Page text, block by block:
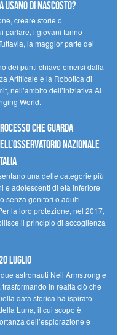
di nascosto?
creare storie o
parlare, i giovani fanno
la maggior parte dei
dei punti chiave emersi dalla
Artificale e la Robotica di
nell’ambito dell’iniziativa AI
World.
che guarda
Nazionale
una delle categorie più
e adolescenti di età inferiore
senza genitori o adulti
la loro protezione, nel 2017,
il principio di accoglienza
luglio
astronauti Neil Armstrong e
in realtà ciò che
data storica ha ispirato
Luna, il cui scopo è
dell’esplorazione e